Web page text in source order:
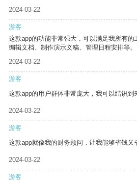
2024-03-22
游客
这款app的功能非常强大，可以满足我所有
编辑文档、制作演示文稿、管理日程安排等。
2024-03-22
游客
这款app的用户群体非常庞大，我可以结识到
2024-03-22
游客
这款app就像我的财务顾问，让我能够省钱又
2024-03-22
游客